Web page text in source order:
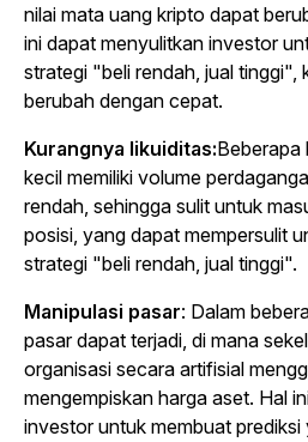
nilai mata uang kripto dapat
ini dapat menyulitkan investor
strategi "beli rendah, jual tinggi",
berubah dengan cepat.
Kurangnya likuiditas:Beberapa
kecil memiliki volume
rendah, sehingga sulit untuk
posisi, yang dapat mempersulit
strategi "beli rendah, jual tinggi".
Manipulasi pasar: Dalam
pasar dapat terjadi, di mana
organisasi secara artifisial
mengempiskan harga aset. Hal
investor untuk membuat